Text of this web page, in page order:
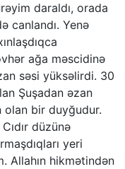
daraldı, orada
canlandı. Yenə
ağa məscidinə
səsi yüksəlirdi. 30
Şuşadan əzan
olan bir duyğudur.
düzünə
yeri
Allahın hikmətindən